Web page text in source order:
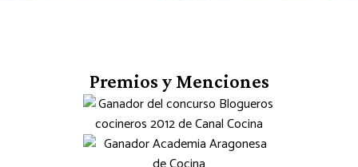
Premios y Menciones